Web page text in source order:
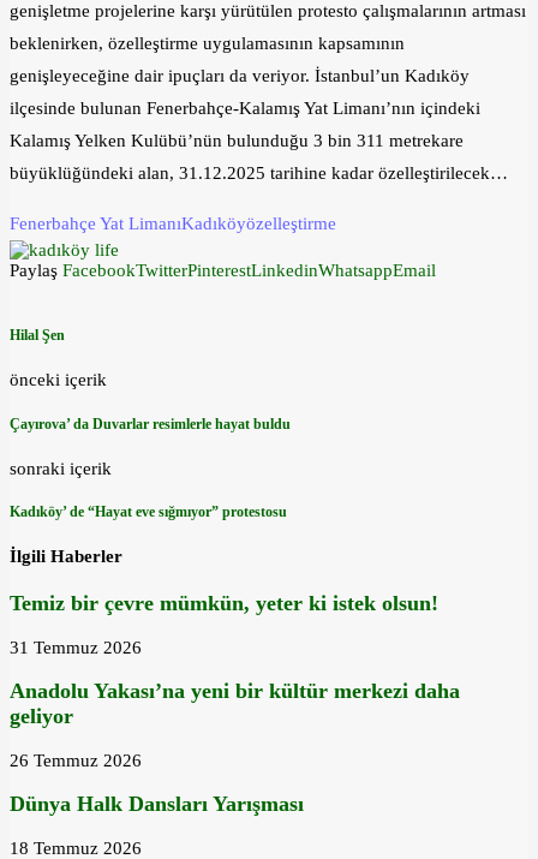
genişletme projelerine karşı yürütülen protesto çalışmalarının artması
beklenirken, özelleştirme uygulamasının kapsamının
genişleyeceğine dair ipuçları da veriyor. İstanbul’un Kadıköy
ilçesinde bulunan Fenerbahçe-Kalamış Yat Limanı’nın içindeki
Kalamış Yelken Kulübü’nün bulunduğu 3 bin 311 metrekare
büyüklüğündeki alan, 31.12.2025 tarihine kadar özelleştirilecek…
Fenerbahçe Yat LimanıKadıköyözelleştirme
Paylaş FacebookTwitterPinterestLinkedinWhatsappEmail
Hilal Şen
önceki içerik
Çayırova’ da Duvarlar resimlerle hayat buldu
sonraki içerik
Kadıköy’ de “Hayat eve sığmıyor” protestosu
İlgili Haberler
Temiz bir çevre mümkün, yeter ki istek olsun!
31 Temmuz 2026
Anadolu Yakası’na yeni bir kültür merkezi daha
geliyor
26 Temmuz 2026
Dünya Halk Dansları Yarışması
18 Temmuz 2026